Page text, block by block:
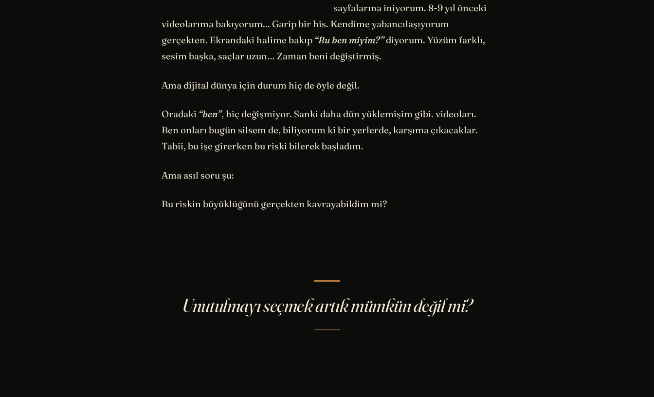
sayfalarına iniyorum. 8-9 yıl önceki
videolarıma bakıyorum... Garip bir his. Kendime yabancılaşıyorum
gerçekten. Ekrandaki halime bakıp “Bu ben miyim?”diyorum. Yüzüm farklı,
sesim başka, saçlar uzun… Zaman beni değiştirmiş.
Ama dijital dünya için durum hiç de öyle değil.
Oradaki “ben”, hiç değişmiyor. Sanki daha dün yüklemişim gibi. videoları.
Ben onları bugün silsem de, biliyorum ki bir yerlerde, karşıma çıkacaklar.
Tabii, bu işe girerken bu riski bilerek başladım.
Ama asıl soru şu:
Bu riskin büyüklüğünü gerçekten kavrayabildim mi?
Unutulmayı seçmek artık mümkün değil mi?